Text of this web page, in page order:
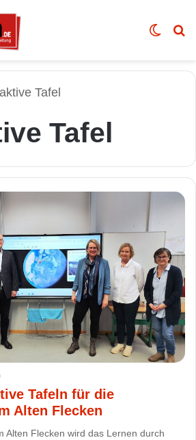
Skin
Tafel
Tafel
Tafeln für die
Alten Flecken
Alten Flecken wird das Lernen durch